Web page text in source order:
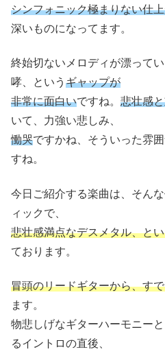
シンフォニック極まりない仕
深いものになってます。
終始切ないメロディが漂って
哮、という ギャップが
非常に面白いですね。 悲壮感
いて、力強い悲しみ、
慟哭ですかね、そういった雰
すね。
今日ご紹介する楽曲は、そん
ィックで、
悲壮感満点なデスメタル、と
ております。
冒頭のリードギターから、す
ます。
物悲しげなギターハーモニー
るイントロの直後、